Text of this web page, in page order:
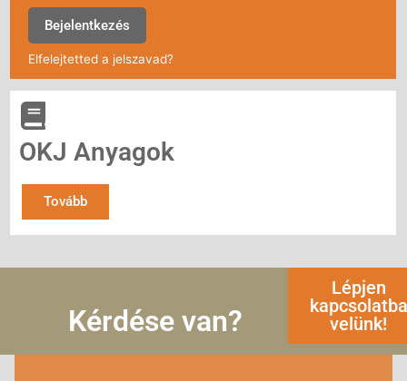
Bejelentkezés
Elfelejtetted a jelszavad?
OKJ Anyagok
Tovább
Kérdése van?
Lépjen
kapcsolatba
velünk!